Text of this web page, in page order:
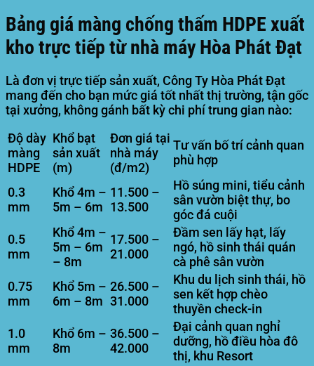
Bảng giá màng chống thấm HDPE xuất
kho trực tiếp từ nhà máy Hòa Phát Đạt
Là đơn vị trực tiếp sản xuất, Công Ty Hòa Phát Đạt
mang đến cho bạn mức giá tốt nhất thị trường, tận gốc
tại xưởng, không gánh bất kỳ chi phí trung gian nào:
Độ dày
màng
HDPE
Khổ bạt
sản xuất
(m)
Đơn giá tại
nhà máy
(đ/m2)
Tư vấn bố trí cảnh quan
phù hợp
0.3
mm
Khổ 4m –
5m – 6m
11.500 –
13.500
Hồ súng mini, tiểu cảnh
sân vườn biệt thự, bo
góc đá cuội
0.5
mm
Khổ 4m –
5m – 6m
– 8m
17.500 –
21.000
Đầm sen lấy hạt, lấy
ngó, hồ sinh thái quán
cà phê sân vườn
0.75
mm
Khổ 5m –
6m – 8m
26.500 –
31.000
Khu du lịch sinh thái, hồ
sen kết hợp chèo
thuyền check-in
1.0
mm
Khổ 6m –
8m
36.500 –
42.000
Đại cảnh quan nghỉ
dưỡng, hồ điều hòa đô
thị, khu Resort